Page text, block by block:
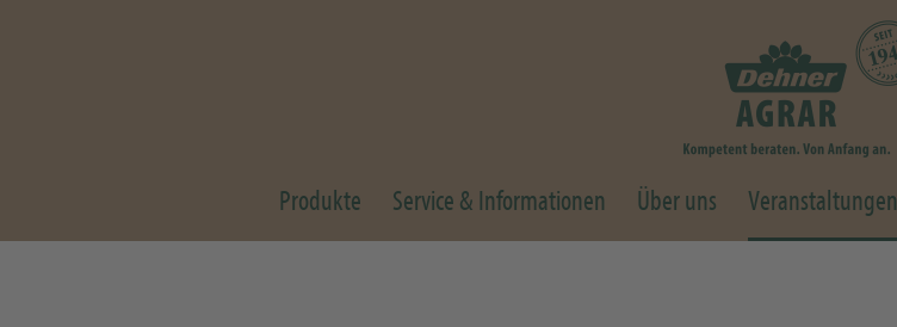
Produkte Service & Informationen Über uns Veranstaltungen